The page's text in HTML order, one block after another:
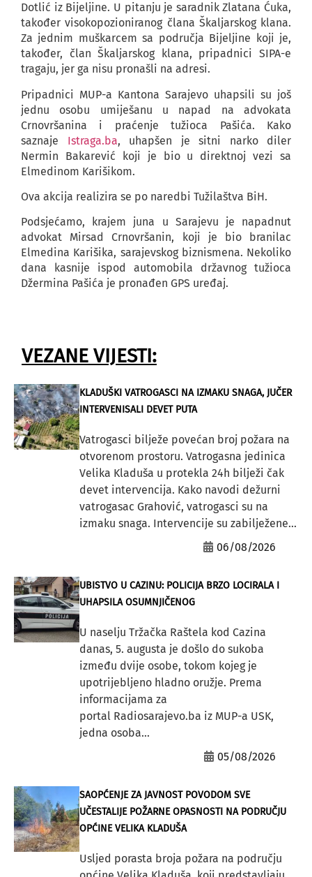
Dotlić iz Bijeljine. U pitanju je saradnik Zlatana Ćuka,
također visokopozioniranog člana Škaljarskog klana.
Za jednim muškarcem sa područja Bijeljine koji je,
također, član Škaljarskog klana, pripadnici SIPA-e
tragaju, jer ga nisu pronašli na adresi.
Pripadnici MUP-a Kantona Sarajevo uhapsili su još
jednu osobu umiješanu u napad na advokata
Crnovršanina i praćenje tužioca Pašića. Kako
saznaje Istraga.ba, uhapšen je sitni narko diler
Nermin Bakarević koji je bio u direktnoj vezi sa
Elmedinom Karišikom.
Ova akcija realizira se po naredbi Tužilaštva BiH.
Podsjećamo, krajem juna u Sarajevu je napadnut
advokat Mirsad Crnovršanin, koji je bio branilac
Elmedina Karišika, sarajevskog biznismena. Nekoliko
dana kasnije ispod automobila državnog tužioca
Džermina Pašića je pronađen GPS uređaj.
VEZANE VIJESTI:
KLADUŠKI VATROGASCI NA IZMAKU SNAGA, JUČER
INTERVENISALI DEVET PUTA
Vatrogasci bilježe povećan broj požara na
otvorenom prostoru. Vatrogasna jedinica
Velika Kladuša u protekla 24h bilježi čak
devet intervencija. Kako navodi dežurni
vatrogasac Grahović, vatrogasci su na
izmaku snaga. Intervencije su zabilježene...
06/08/2026
UBISTVO U CAZINU: POLICIJA BRZO LOCIRALA I
UHAPSILA OSUMNJIČENOG
U naselju Tržačka Raštela kod Cazina
danas, 5. augusta je došlo do sukoba
između dvije osobe, tokom kojeg je
upotrijebljeno hladno oružje. Prema
informacijama za
portal Radiosarajevo.ba iz MUP-a USK,
jedna osoba...
05/08/2026
SAOPĆENJE ZA JAVNOST POVODOM SVE
UČESTALIJE POŽARNE OPASNOSTI NA PODRUČJU
OPĆINE VELIKA KLADUŠA
Usljed porasta broja požara na području